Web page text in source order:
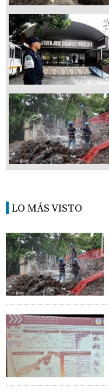
LO MÁS VISTO